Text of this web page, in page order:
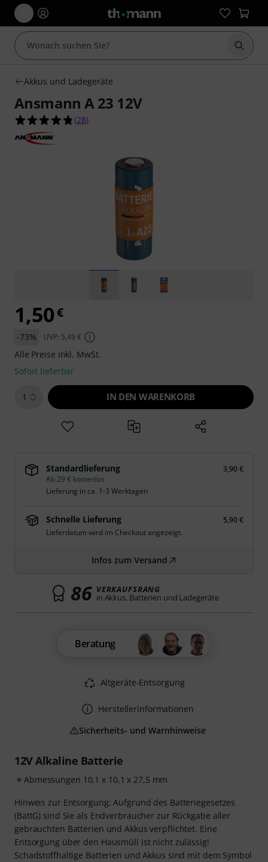
Suche
Akkus und Ladegeräte
Ansmann A 23 12V
4.8 von 5 Sternen aus 28 Kundenbewertungen
(28)
12V Alkaline Batterie
Abmessungen 10,1 x 10,1 x 27,5 mm
Hinweis zur Entsorgung: Aufgrund des Batteriegesetzes
(BattG) sind Sie als Endverbraucher zur Rückgabe aller
gebrauchten Batterien und Akkus verpflichtet. Eine
Entsorgung über den Hausmüll ist nicht zulässig!
Schadstoffhaltige Batterien und Akkus sind mit dem Symbol
1,50€
-73% UVP: 5,49 €
Alle Preise inkl. MwSt.
Sofort lieferbar
1 IN DEN WARENKORB
Standardlieferung
3,90 €
Ab 29 € kostenlos
Lieferung in ca. 1-3 Werktagen
Schnelle Lieferung
5,90 €
Lieferdatum wird im Checkout angezeigt.
Infos zum Versand
86 VERKAUFSRANG
in Akkus, Batterien und Ladegeräte
Beratung
Altgeräte-Entsorgung
Herstellerinformationen
Sicherheits- und Warnhinweise